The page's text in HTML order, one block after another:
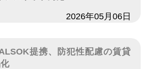
2026年05月06日
提携、防犯性配慮の賃貸